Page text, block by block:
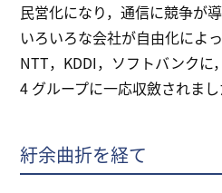
民営化になり，通信に競争が
いろいろな会社が自由化によ
NTT，KDDI，ソフトバンクに
4 グループに一応収斂されまし
紆余曲折を経て